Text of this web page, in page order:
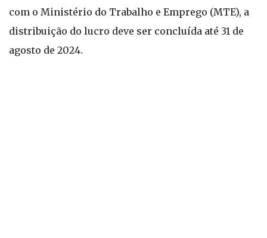
com o Ministério do Trabalho e Emprego (MTE), a
distribuição do lucro deve ser concluída até 31 de
agosto de 2024.